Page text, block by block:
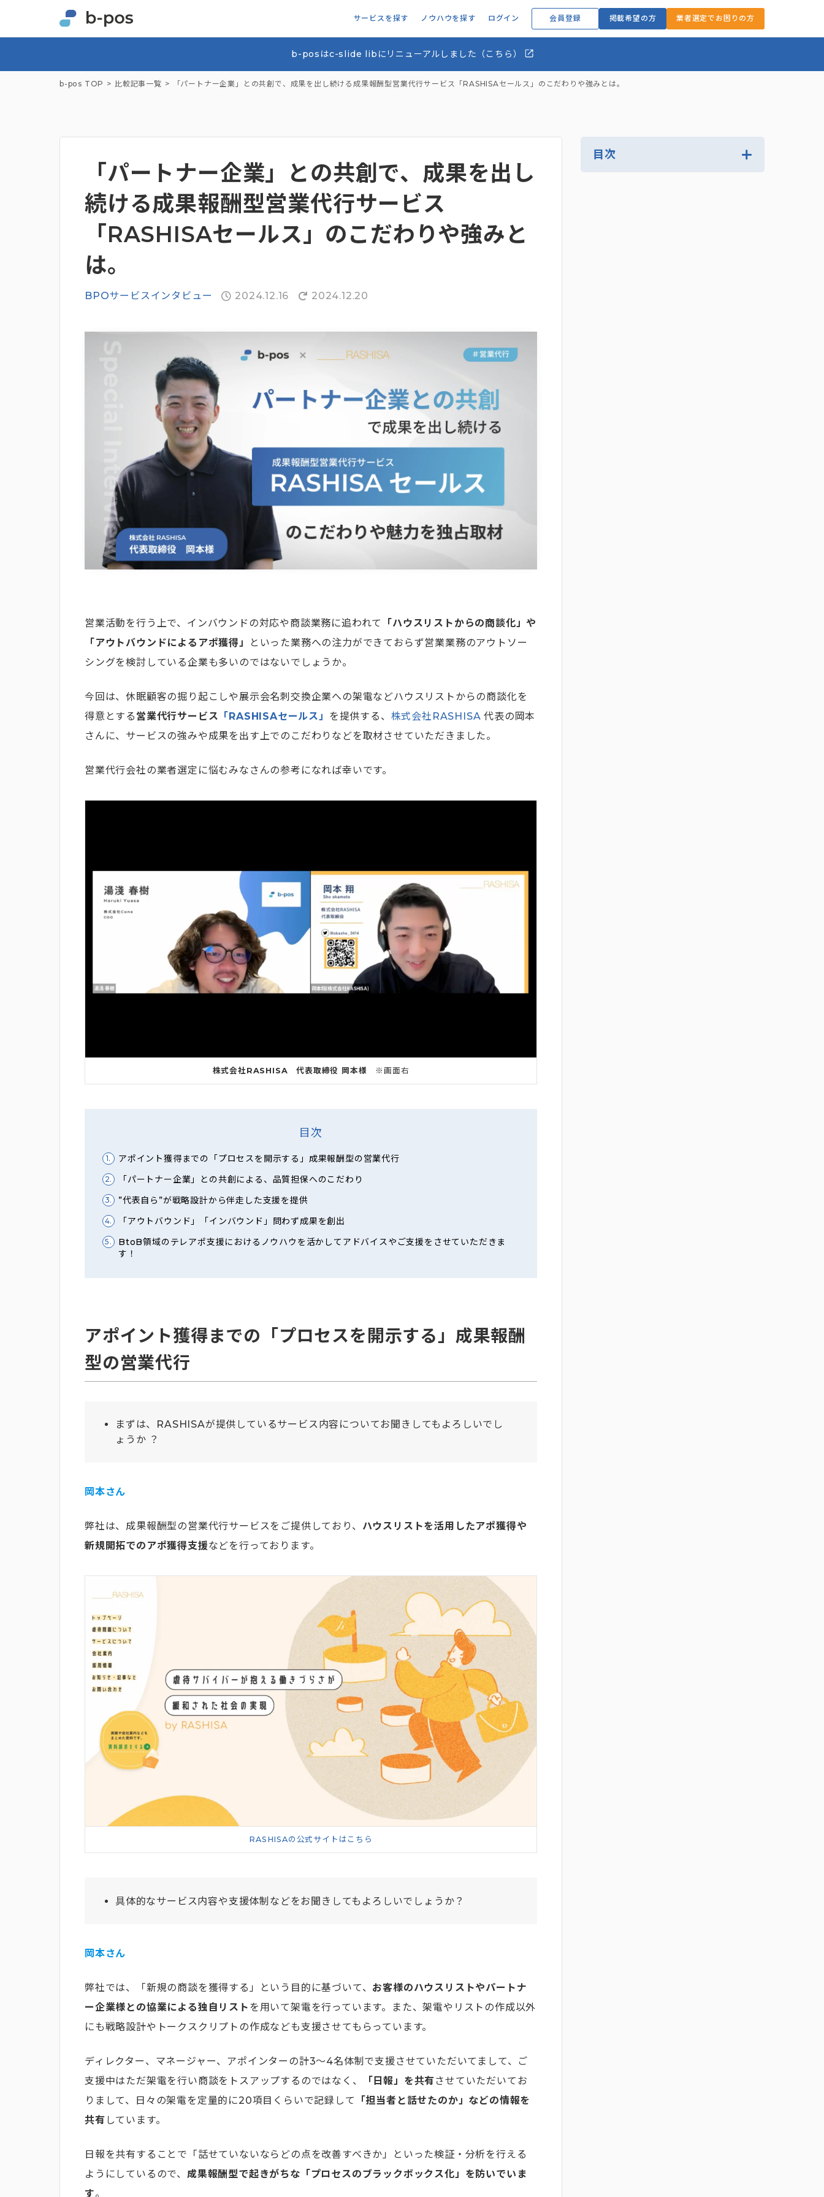
サービスを探す ノウハウを探す ログイン 会員登録 掲載希望の方 業者選定でお困りの方
b-posはc-slide libにリニューアルしました（こちら）
b-pos TOP 比較記事一覧 「パートナー企業」との共創で、成果を出し続ける成果報酬型営業代行サービス「RASHISAセールス」のこだわりや強みとは。
「パートナー企業」との共創で、成果を出し
続ける成果報酬型営業代行サービス
「RASHISAセールス」のこだわりや強みと
は。
BPOサービスインタビュー  2024.12.16  2024.12.20
営業活動を行う上で、インバウンドの対応や商談業務に追われて
「ハウスリストからの商談化」や
「アウトバウンドによるアポ獲得」
といった業務への注力ができておらず営業業務のアウトソー
シングを検討している企業も多いのではないでしょうか。
今回は、休眠顧客の掘り起こしや展示会名刺交換企業への架電などハウスリストからの商談化を
得意とする 営業代行サービス 「RASHISAセールス」 を提供する、 株式会社RASHISA 代表の岡本
さんに、サービスの強みや成果を出す上でのこだわりなどを取材させていただきました。
営業代行会社の業者選定に悩むみなさんの参考になれば幸いです。
株式会社RASHISA 代表取締役 岡本様 ※画面右
目次
1. アポイント獲得までの「プロセスを開示する」成果報酬型の営業代行
2. 「パートナー企業」との共創による、品質担保へのこだわり
3. ”代表自ら”が戦略設計から伴走した支援を提供
4. 「アウトバウンド」「インバウンド」問わず成果を創出
5.
BtoB領域のテレアポ支援におけるノウハウを活かしてアドバイスやご支援をさせていただきま
す！
アポイント獲得までの「プロセスを開示する」成果報酬
型の営業代行
まずは、RASHISAが提供しているサービス内容についてお聞きしてもよろしいでし
ょうか ？
岡本さん
弊社は、成果報酬型の営業代行サービスをご提供しており、 ハウスリストを活用したアポ獲得や
新規開拓でのアポ獲得支援などを行っております。
RASHISAの公式サイトはこちら
具体的なサービス内容や支援体制などをお聞きしてもよろしいでしょうか？
岡本さん
弊社では、「新規の商談を獲得する」という目的に基づいて、 お客様のハウスリストやパートナ
ー企業様との協業による独自リスト を用いて架電を行っています。また、架電やリストの作成以外
にも戦略設計やトークスクリプトの作成なども支援させてもらっています。
ディレクター、マネージャー、アポインターの計3〜4名体制で支援させていただいてまして、ご
支援中はただ架電を行い商談をトスアップするのではなく、
「日報」を共有させていただいてお
りまして、日々の架電を定量的に20項目くらいで記録して
「担当者と話せたのか」などの情報を
共有 しています。
日報を共有することで「話せていないならどの点を改善すべきか」といった検証・分析を行える
ようにしているので、成果報酬型で起きがちな「プロセスのブラックボックス化」を防いでいま
す。
目次